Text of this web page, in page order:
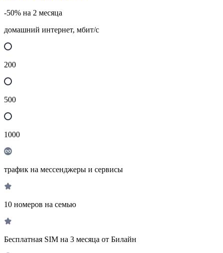
-50% на 2 месяца
домашний интернет, мбит/с
200
500
1000
трафик на мессенджеры и сервисы
10 номеров на семью
Бесплатная SIM на 3 месяца от Билайн